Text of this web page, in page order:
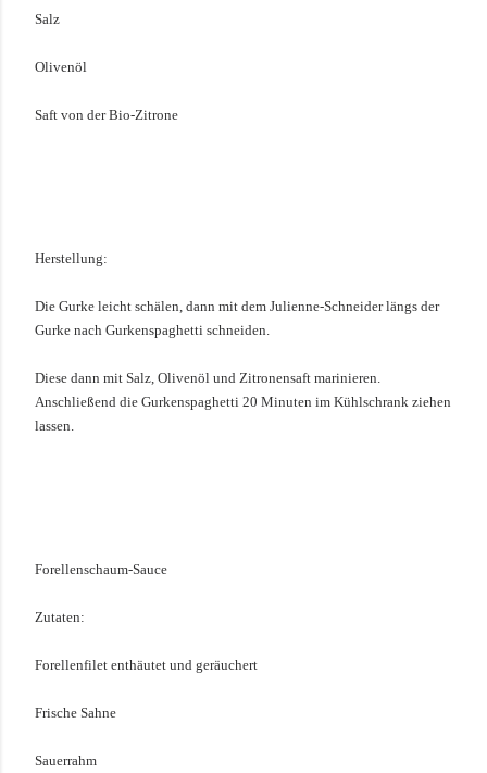
Salz
Olivenöl
Saft von der Bio-Zitrone
Herstellung:
Die Gurke leicht schälen, dann mit dem Julienne-Schneider längs der
Gurke nach Gurkenspaghetti schneiden.
Diese dann mit Salz, Olivenöl und Zitronensaft marinieren.
Anschließend die Gurkenspaghetti 20 Minuten im Kühlschrank ziehen
lassen.
Forellenschaum-Sauce
Zutaten:
Forellenfilet enthäutet und geräuchert
Frische Sahne
Sauerrahm